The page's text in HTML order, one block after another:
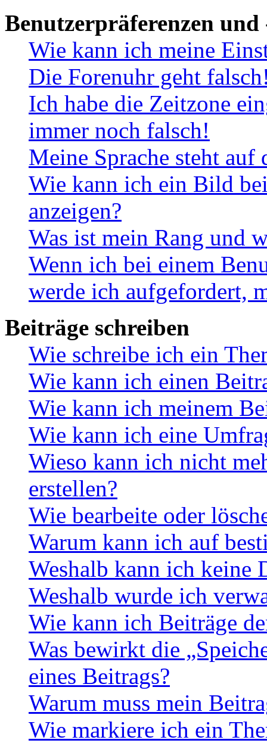
Benutzerpräferenzen und
Wie kann ich meine
Die Forenuhr geht
Ich habe die Zeitzone
immer noch falsch!
Meine Sprache steht
Wie kann ich ein Bild
anzeigen?
Was ist mein Rang und
Wenn ich bei einem
werde ich aufgefordert,
Beiträge schreiben
Wie schreibe ich ein
Wie kann ich einen
Wie kann ich meinem
Wie kann ich eine
Wieso kann ich nicht
erstellen?
Wie bearbeite oder
Warum kann ich auf
Weshalb kann ich keine
Weshalb wurde ich
Wie kann ich Beiträge
Was bewirkt die
eines Beitrags?
Warum muss mein
Wie markiere ich ein